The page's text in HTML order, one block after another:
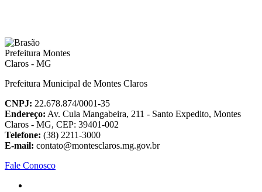
Prefeitura Municipal de Montes Claros
CNPJ: 22.678.874/0001-35
Endereço: Av. Cula Mangabeira, 211 - Santo Expedito, Montes
Claros - MG, CEP: 39401-002
Telefone: (38) 2211-3000
E-mail: contato@montesclaros.mg.gov.br
Fale Conosco